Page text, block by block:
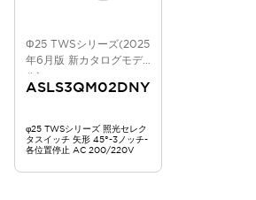
Φ25 TWSシリーズ(2025
年6月版 新カタログモデ
ル)
ASLS3QM02DNY
φ25 TWSシリーズ 照光セレク
タスイッチ 矢形 45°-3ノッチ-
各位置停止 AC 200/220V